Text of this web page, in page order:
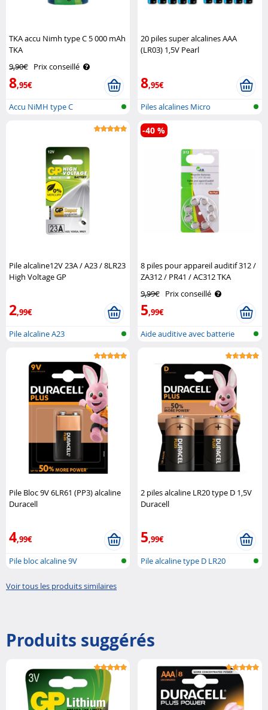
TKA accu Nimh type C 5 000 mAh
TKA
9,90€ Prix conseillé
8,95€
Accu NiMH type C
20 piles super alcalines AAA
(LR03) 1,5V Pearl
8,95€
Piles alcalines Micro
(AAA/LR03)
Pile alcaline12V 23A / A23 / 8LR23
High Voltage GP
2,99€
Pile alcaline A23
8 piles pour appareil auditif 312 /
ZA312 / PR41 / AC312 TKA
9,99€ Prix conseillé
5,99€
-40 %
Aide auditive avec batterie
Pile Bloc 9V 6LR61 (PP3) alcaline
Duracell
4,99€
Pile bloc alcaline 9V
2 piles alcaline LR20 type D 1,5V
Duracell
5,99€
Pile alcaline type D LR20
Voir tous les produits similaires
Produits suggérés